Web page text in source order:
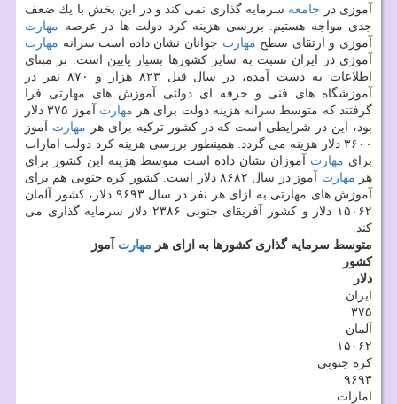
آموزی در جامعه سرمایه گذاری نمی كند و در این بخش با یك ضعف
جدی مواجه هستیم. بررسی هزینه كرد دولت ها در عرصه مهارت
آموزی و ارتقای سطح مهارت جوانان نشان داده است سرانه مهارت
آموزی در ایران نسبت به سایر كشورها بسیار پایین است. بر مبنای
اطلاعات به دست آمده، در سال قبل ۸۲۳ هزار و ۸۷۰ نفر در
آموزشگاه های فنی و حرفه ای دولتی آموزش های مهارتی فرا
گرفتند كه متوسط سرانه هزینه دولت برای هر مهارت
آموز ۳۷۵ دلار
بود، این در شرایطی است كه در كشور تركیه برای هر مهارت آموز
۳۶۰۰ دلار هزینه می گردد. همینطور بررسی هزینه كرد دولت امارات
برای مهارت آموزان نشان داده است متوسط هزینه این كشور برای
هر مهارت
آموز در سال ۸۶۸۲ دلار است. كشور كره جنوبی هم برای
آموزش های مهارتی به ازای هر نفر در سال ۹۶۹۳ دلار، كشور آلمان
۱۵۰۶۲ دلار و كشور آفریقای جنوبی ۲۳۸۶ دلار سرمایه گذاری می
كند.
متوسط سرمایه گذاری كشورها به ازای هر مهارت آموز
كشور
دلار
ایران
۳۷۵
آلمان
۱۵۰۶۲
كره جنوبی
۹۶۹۳
امارات